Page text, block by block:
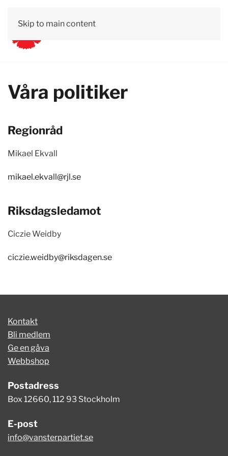
Skip to main content
Våra politiker
Regionråd
Mikael Ekvall
mikael.ekvall@rjl.se
Riksdagsledamot
Ciczie Weidby
ciczie.weidby@riksdagen.se
Kontakt
Bli medlem
Ge en gåva
Webbshop
Postadress
Box 12660, 112 93 Stockholm
E-post
info@vansterpartiet.se